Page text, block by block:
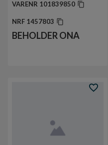
VARENR 101839850
NRF 1457803
BEHOLDER ONA